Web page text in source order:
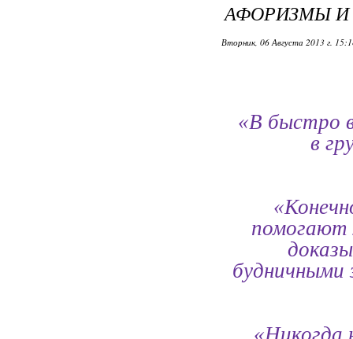
АФОРИЗМЫ И
Вторник, 06 Августа 2013 г.
«В быстро
в
помогают
будничными
«Никогда